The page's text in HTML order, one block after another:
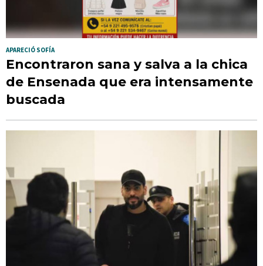
APARECIÓ SOFÍA
Encontraron sana y salva a la chica
de Ensenada que era intensamente
buscada